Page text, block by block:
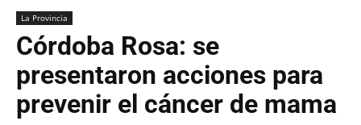
La Provincia
Córdoba Rosa: se
presentaron acciones para
prevenir el cáncer de mama